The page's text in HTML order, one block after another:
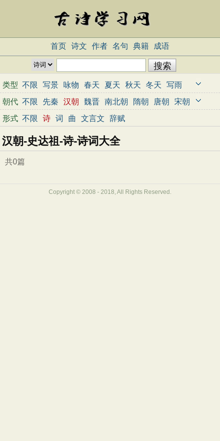
首页 诗文 作者 名句 典籍 成语
类型 不限 写景 咏物 春天 夏天 秋天 冬天
写雨
写雪
写风 写花 梅花 荷花 菊花 柳树
月亮
山水 写山 写水 长江 黄河 儿童 写鸟
写马
田园 边塞 地名 抒情 爱国 离别 送别 思乡
思念
爱情 励志 哲理 闺怨
母亲 友情 战争 读书 惜时 婉约 豪放 诗经
民谣
咏史怀古 宋词精选 小学古诗 初中古诗
朝代 不限 先秦 汉朝 魏晋 南北朝 隋朝 唐朝
宋朝
元朝
明朝 清朝 近代 当代
形式 不限 诗 词 曲 文言文 辞赋
汉朝-史达祖-诗-诗词大全
共0篇
Copyright © 2008 - 2018, All Rights Reserved.